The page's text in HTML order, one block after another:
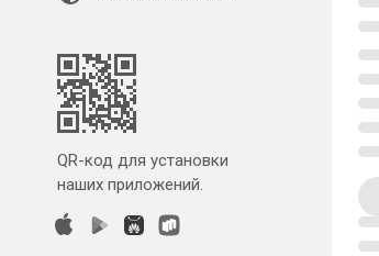
QR-код для установки
наших приложений.